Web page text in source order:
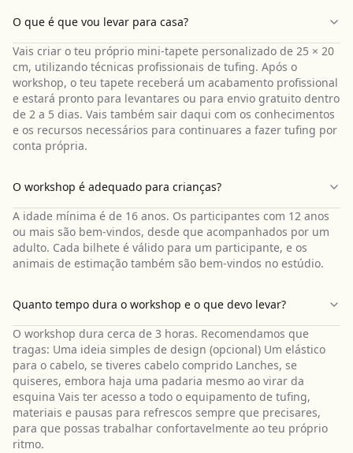
O que é que vou levar para casa?
Vais criar o teu próprio mini-tapete personalizado de 25 × 20
cm, utilizando técnicas profissionais de tufing. Após o
workshop, o teu tapete receberá um acabamento profissional
e estará pronto para levantares ou para envio gratuito dentro
de 2 a 5 dias. Vais também sair daqui com os conhecimentos
e os recursos necessários para continuares a fazer tufing por
conta própria.
O workshop é adequado para crianças?
A idade mínima é de 16 anos. Os participantes com 12 anos
ou mais são bem-vindos, desde que acompanhados por um
adulto. Cada bilhete é válido para um participante, e os
animais de estimação também são bem-vindos no estúdio.
Quanto tempo dura o workshop e o que devo levar?
O workshop dura cerca de 3 horas. Recomendamos que
tragas: Uma ideia simples de design (opcional) Um elástico
para o cabelo, se tiveres cabelo comprido Lanches, se
quiseres, embora haja uma padaria mesmo ao virar da
esquina Vais ter acesso a todo o equipamento de tufing,
materiais e pausas para refrescos sempre que precisares,
para que possas trabalhar confortavelmente ao teu próprio
ritmo.